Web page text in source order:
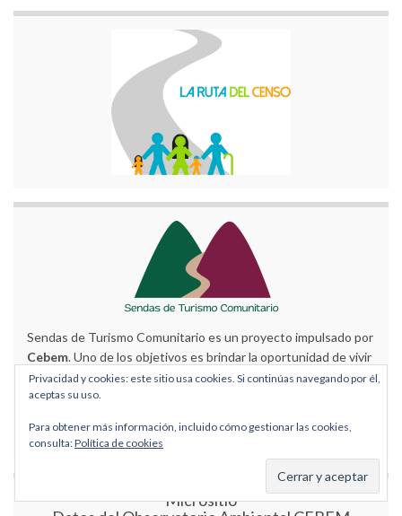
Sendas de Turismo Comunitario es un proyecto impulsado por
Cebem. Uno de los objetivos es brindar la oportunidad de vivir
increíbles experiencias conviviendo con la naturaleza y las
comunidades Bolivianas. Aprendiendo de la riqueza en la
momento.
Micrositio
Privacidad y cookies: este sitio usa cookies. Si continúas navegando por él,
aceptas su uso.
Para obtener más información, incluido cómo gestionar las cookies,
consulta:Política de cookies